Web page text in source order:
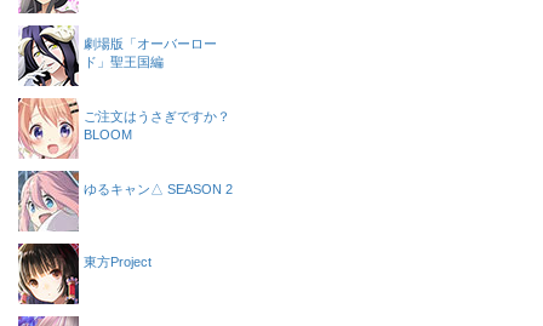
劇場版「オーバーロー
ド」聖王国編
ご注文はうさぎですか？
BLOOM
ゆるキャン△ SEASON 2
東方Project